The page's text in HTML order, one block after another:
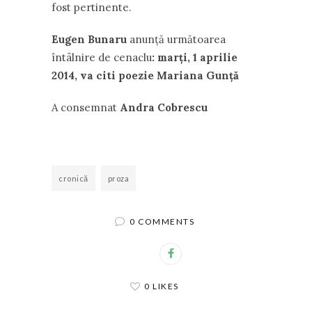
fost pertinente.
Eugen Bunaru anunţă următoarea
întâlnire de cenaclu: marţi, 1 aprilie
2014, va citi poezie Mariana Gunţă
A consemnat Andra Cobrescu
cronică proza
0 COMMENTS
0 LIKES